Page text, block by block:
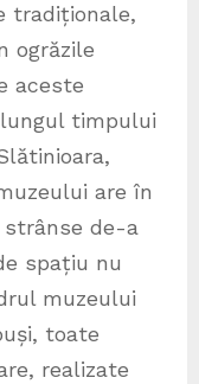
tradiționale,
ogrăzile
aceste
timpului
are în
strânse de-a
spațiu nu
muzeului
toate
realizate